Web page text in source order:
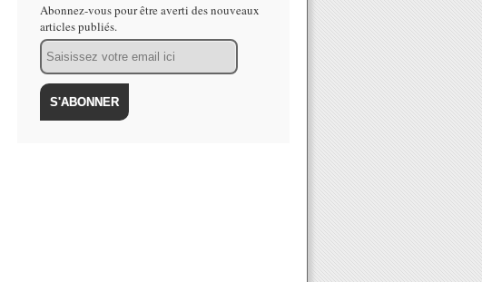
Abonnez-vous pour être averti des nouveaux
articles publiés.
Email